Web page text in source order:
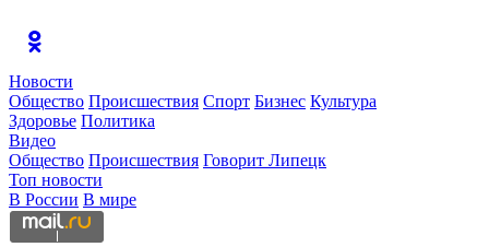
Новости
Общество Происшествия Спорт Бизнес Культура
Здоровье Политика
Видео
Общество Происшествия Говорит Липецк
Топ новости
В России В мире